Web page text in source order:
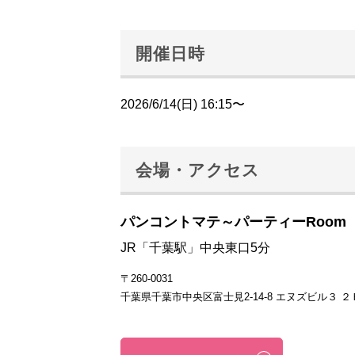
開催日時
2026/6/14(日) 16:15〜
会場・アクセス
パンコントマテ～パーティーRoom
JR「千葉駅」中央東口5分
〒260-0031
千葉県千葉市中央区富士見2-14-8 エヌズビル３ ２